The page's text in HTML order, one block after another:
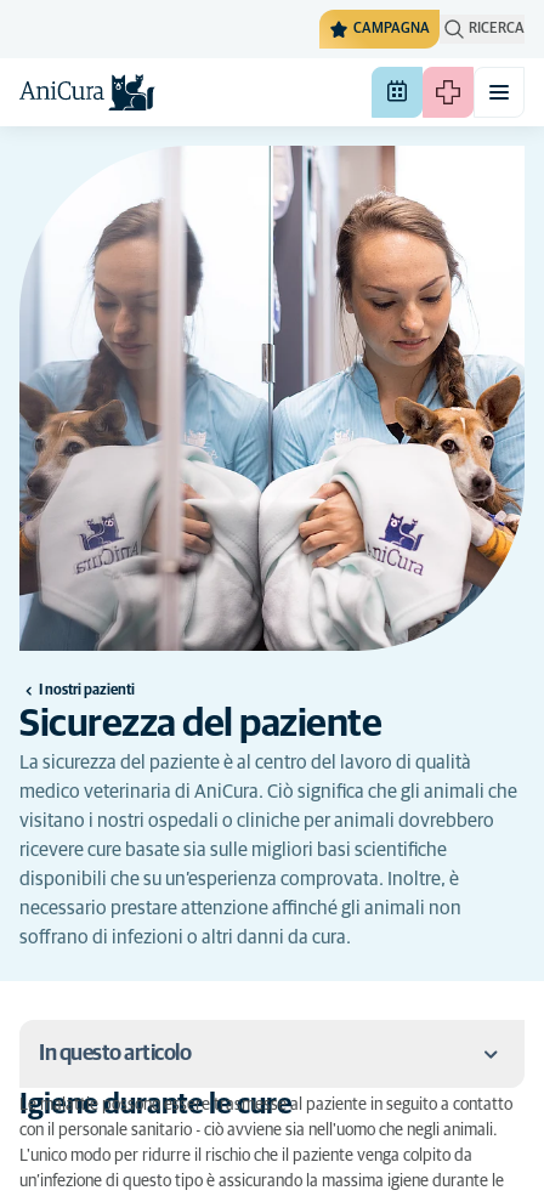
CAMPAGNA RICERCA
I nostri pazienti
Sicurezza del paziente
La sicurezza del paziente è al centro del lavoro di qualità
medico veterinaria di AniCura. Ciò significa che gli animali che
visitano i nostri ospedali o cliniche per animali dovrebbero
ricevere cure basate sia sulle migliori basi scientifiche
disponibili che su un’esperienza comprovata. Inoltre, è
necessario prestare attenzione affinché gli animali non
soffrano di infezioni o altri danni da cura.
In questo articolo
Igiene durante le cure
Scoperte scientifiche
Igiene durante le cure
Le malattie possono essere trasmesse al paziente in seguito a contatto
con il personale sanitario - ciò avviene sia nell'uomo che negli animali.
L'unico modo per ridurre il rischio che il paziente venga colpito da
un’infezione di questo tipo è assicurando la massima igiene durante le